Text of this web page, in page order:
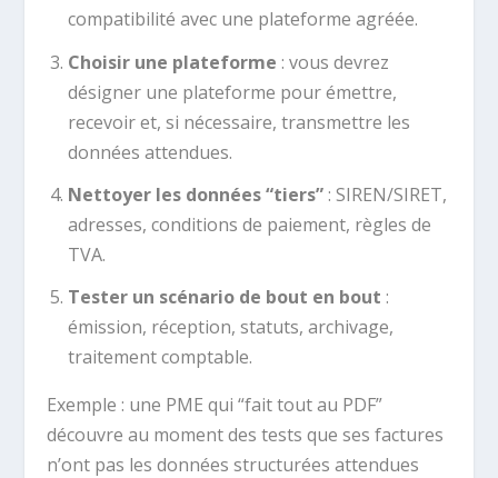
compatibilité avec une plateforme agréée.
Choisir une plateforme : vous devrez
désigner une plateforme pour émettre,
recevoir et, si nécessaire, transmettre les
données attendues.
Nettoyer les données “tiers”: SIREN/SIRET,
adresses, conditions de paiement, règles de
TVA.
Tester un scénario de bout en bout :
émission, réception, statuts, archivage,
traitement comptable.
Exemple : une PME qui “fait tout au PDF”
découvre au moment des tests que ses factures
n’ont pas les données structurées attendues